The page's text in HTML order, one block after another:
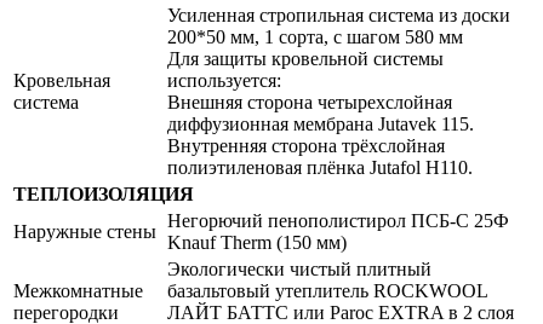
Кровельная
система
Усиленная стропильная система из доски
200*50 мм, 1 сорта, с шагом 580 мм
Для защиты кровельной системы
используется:
Внешняя сторона четырехслойная
диффузионная мембрана Jutavek 115.
Внутренняя сторона трёхслойная
полиэтиленовая плёнка Jutafol Н110.
ТЕПЛОИЗОЛЯЦИЯ
Наружные стены
Негорючий пенополистирол ПСБ-С 25Ф
Knauf Therm (150 мм)
Межкомнатные
перегородки
Экологически чистый плитный
базальтовый утеплитель ROCKWOOL
ЛАЙТ БАТТС или Paroc EXTRA в 2 слоя